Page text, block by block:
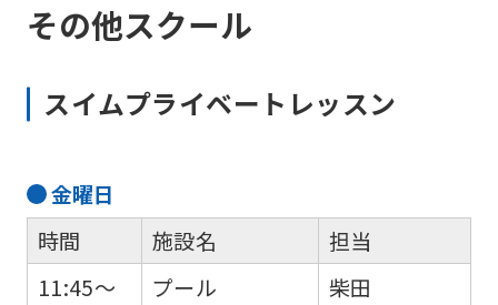
その他スクール
スイムプライベートレッスン
金曜日
時間
11:45～
施設名
プール
担当
柴田